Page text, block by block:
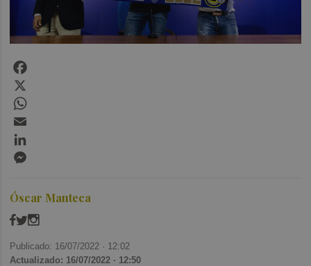
Óscar Manteca
Publicado: 16/07/2022 · 12:02
Actualizado: 16/07/2022 · 12:50